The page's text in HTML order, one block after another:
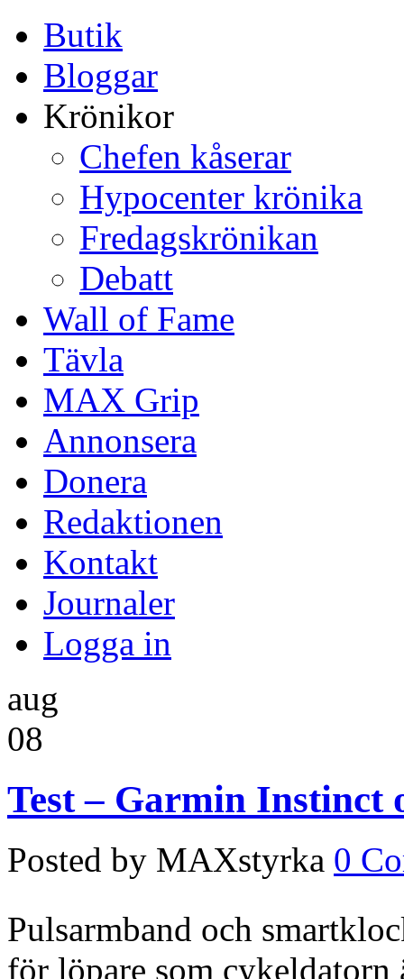
Butik
Bloggar
Krönikor
Chefen kåserar
Hypocenter krönika
Fredagskrönikan
Debatt
Wall of Fame
Tävla
MAX Grip
Annonsera
Donera
Redaktionen
Kontakt
Journaler
Logga in
aug
08
Test – Garmin Instinct
Posted by MAXstyrka 0
Pulsarmband och
för löpare som